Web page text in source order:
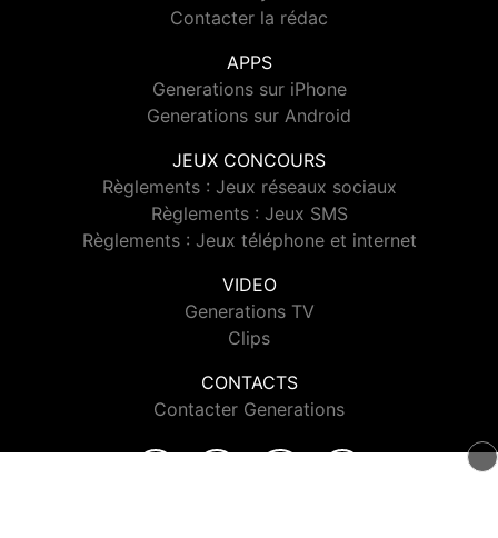
Contacter la rédac
APPS
Generations sur iPhone
Generations sur Android
JEUX CONCOURS
Règlements : Jeux réseaux sociaux
Règlements : Jeux SMS
Règlements : Jeux téléphone et internet
VIDEO
Generations TV
Clips
CONTACTS
Contacter Generations